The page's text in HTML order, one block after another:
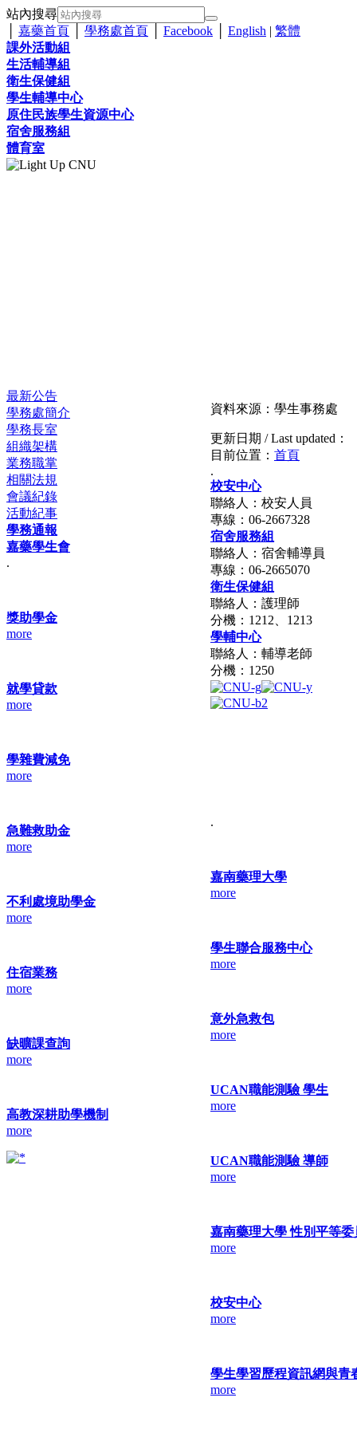
站內搜尋
嘉藥首頁 學務處首頁 Facebook English | 繁體
課外活動組
生活輔導組
衛生保健組
學生輔導中心
原住民族學生資源中心
宿舍服務組
體育室
最新公告
學務處簡介
學務長室
組織架構
業務職掌
相關法規
會議紀錄
活動紀事
學務通報
嘉藥學生會
.
獎助學金
more
就學貸款
more
學雜費減免
more
急難救助金
more
不利處境助學金
more
住宿業務
more
缺曠課查詢
more
高教深耕助學機制
more
資料來源：學生事務處
更新日期 / Last updated：
目前位置： 首頁
.
校安中心
聯絡人：校安人員
專線：06-2667328
宿舍服務組
聯絡人：宿舍輔導員
專線：06-2665070
衛生保健組
聯絡人：護理師
分機：1212、1213
學輔中心
聯絡人：輔導老師
分機：1250
.
嘉南藥理大學
more
學生聯合服務中心
more
意外急救包
more
UCAN職能測驗 學生
more
UCAN職能測驗 導師
more
嘉南藥理大學 性別平等委
more
校安中心
more
學生學習歷程資訊網與青
more